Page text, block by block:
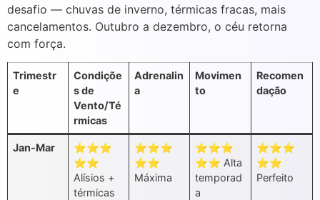
desafio — chuvas de inverno, térmicas fracas, mais
cancelamentos. Outubro a dezembro, o céu retorna
com força.
Trimestr
e
Condiçõe
s de
Vento/Té
rmicas
Adrenalin
a
Movimen
to
Recomen
dação
Jan-Mar
⭐⭐⭐
⭐⭐
Alísios +
térmicas
⭐⭐⭐
⭐⭐
Máxima
⭐⭐⭐
⭐⭐ Alta
temporad
a
⭐⭐⭐
⭐⭐
Perfeito